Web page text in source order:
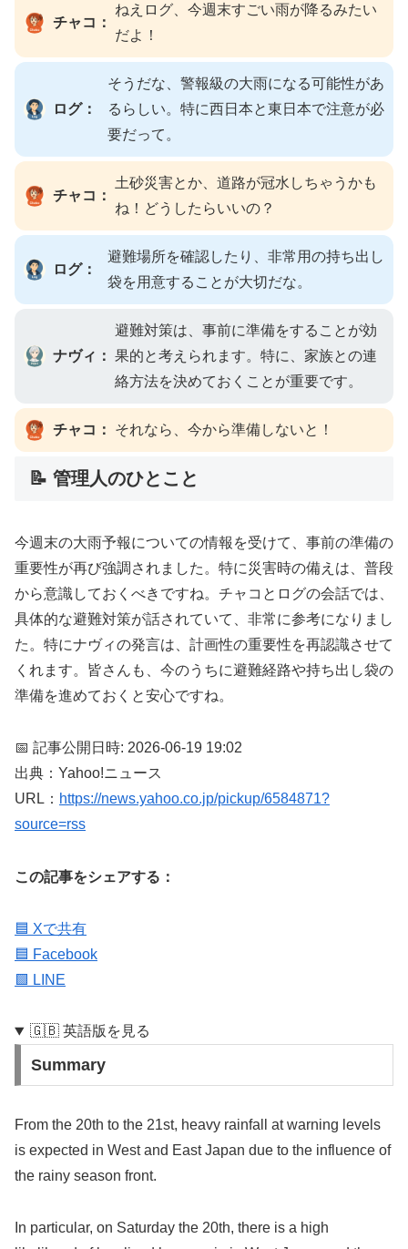
チャコ：
ねえログ、今週末すごい雨が降るみたい
だよ！
ログ：
そうだな、警報級の大雨になる可能性があ
るらしい。特に西日本と東日本で注意が必
要だって。
チャコ：
土砂災害とか、道路が冠水しちゃうかも
ね！どうしたらいいの？
ログ：
避難場所を確認したり、非常用の持ち出し
袋を用意することが大切だな。
ナヴィ：
避難対策は、事前に準備をすることが効
果的と考えられます。特に、家族との連
絡方法を決めておくことが重要です。
チャコ： それなら、今から準備しないと！
📝 管理人のひとこと
今週末の大雨予報についての情報を受けて、事前の準備の
重要性が再び強調されました。特に災害時の備えは、普段
から意識しておくべきですね。チャコとログの会話では、
具体的な避難対策が話されていて、非常に参考になりまし
た。特にナヴィの発言は、計画性の重要性を再認識させて
くれます。皆さんも、今のうちに避難経路や持ち出し袋の
準備を進めておくと安心ですね。
📅 記事公開日時: 2026-06-19 19:02
出典：Yahoo!ニュース
URL： https://news.yahoo.co.jp/pickup/6584871?
source=rss
この記事をシェアする：
🟦 Xで共有
🟦 Facebook
🟩 LINE
🇬🇧 英語版を見る
Summary
From the 20th to the 21st, heavy rainfall at warning levels
is expected in West and East Japan due to the influence of
the rainy season front.
In particular, on Saturday the 20th, there is a high